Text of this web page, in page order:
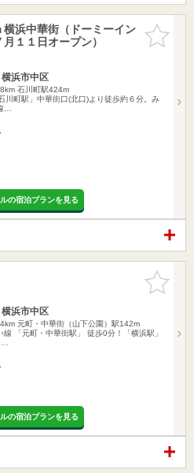
お気に入
りに追加
浜中華街（ドーミーイン
１１日オープン）
浜市中区
石川町駅424m
川町駅」中華街口(北口)より徒歩約６分。み
…
の宿泊プランを見る
お気に入
りに追加
浜市中区
元町・中華街（山下公園）駅142m
線 「元町・中華街駅」 徒歩0分！「横浜駅」
の宿泊プランを見る